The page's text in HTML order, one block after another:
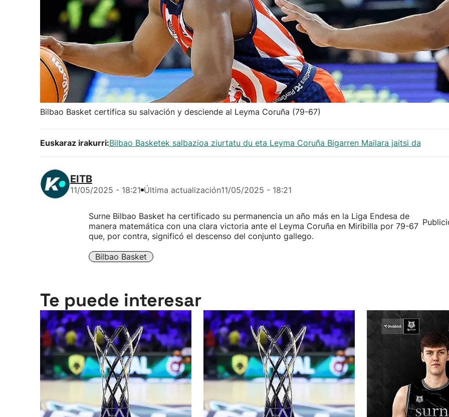
Bilbao Basket certifica su salvación y desciende al Leyma Coruña (79-67)
Euskaraz irakurri:Bilbao Basketek salbazioa ziurtatu du eta Leyma Coruña Bigarren Mailara jaitsi da
EITB
11/05/2025 - 18:21 Última actualización11/05/2025 - 18:21
Surne Bilbao Basket ha certificado su permanencia un año más en la Liga Endesa de
manera matemática con una clara victoria ante el Leyma Coruña en Miribilla por 79-67
que, por contra, significó el descenso del conjunto gallego.
Bilbao Basket
Te puede interesar